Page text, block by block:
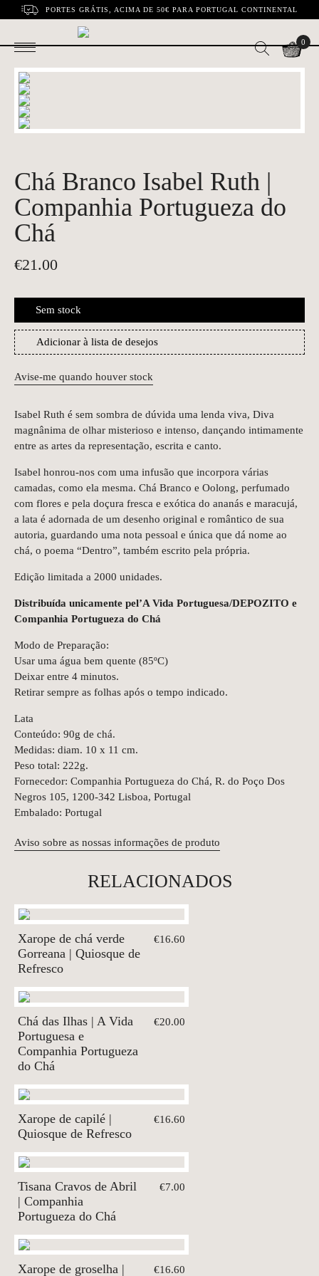
PORTES GRÁTIS, ACIMA DE 50€ PARA PORTUGAL CONTINENTAL
0
Chá Branco Isabel Ruth |
Companhia Portugueza do
Chá
€21.00
Sem stock
Adicionar à lista de desejos
Avise-me quando houver stock
Isabel Ruth é sem sombra de dúvida uma lenda viva, Diva
magnânima de olhar misterioso e intenso, dançando intimamente
entre as artes da representação, escrita e canto.
Isabel honrou-nos com uma infusão que incorpora várias
camadas, como ela mesma. Chá Branco e Oolong, perfumado
com flores e pela doçura fresca e exótica do ananás e maracujá,
a lata é adornada de um desenho original e romântico de sua
autoria, guardando uma nota pessoal e única que dá nome ao
chá, o poema “Dentro”, também escrito pela própria.
Edição limitada a 2000 unidades.
Distribuída unicamente pel’A Vida Portuguesa/DEPOZITO e
Companhia Portugueza do Chá
Modo de Preparação:
Usar uma água bem quente (85ºC)
Deixar entre 4 minutos.
Retirar sempre as folhas após o tempo indicado.
Lata
Conteúdo: 90g de chá.
Medidas: diam. 10 x 11 cm.
Peso total: 222g.
Fornecedor: Companhia Portugueza do Chá, R. do Poço Dos
Negros 105, 1200-342 Lisboa, Portugal
Embalado: Portugal
Aviso sobre as nossas informações de produto
RELACIONADOS
Xarope de chá verde
Gorreana | Quiosque de
Refresco
€16.60
Chá das Ilhas | A Vida
Portuguesa e
Companhia Portugueza
do Chá
€20.00
Xarope de capilé |
Quiosque de Refresco
€16.60
Tisana Cravos de Abril
| Companhia
Portugueza do Chá
€7.00
Xarope de groselha | €16.60